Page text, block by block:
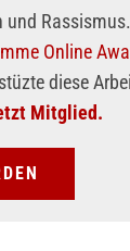
Online
diese
Mitglied.